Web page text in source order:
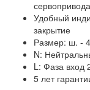
сервопривода
Удобный
закрытие
Размер: ш. -
N:
L: Фаза вход
5 лет